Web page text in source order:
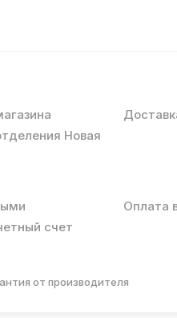
Новая
Оплата
счет
от производителя